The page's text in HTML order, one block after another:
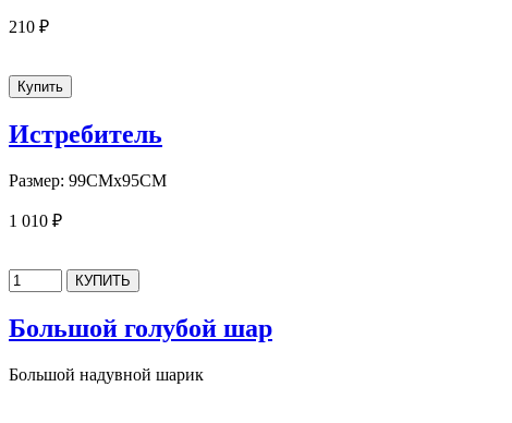
210 ₽
Истребитель
Размер: 99СМх95СМ
1 010 ₽
Большой голубой шар
Большой надувной шарик